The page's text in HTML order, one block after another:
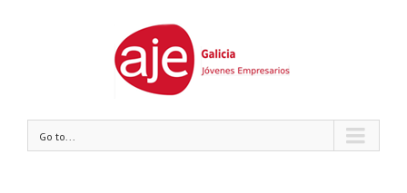
Go to...